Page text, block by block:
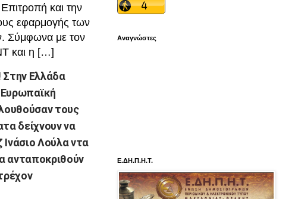
και την
εφαρμογής των
Σύμφωνα με τον
και η […]
Στην Ελλάδα
τους
δείχνουν να
Λούλα ντα
ανταποκριθούν
Αναγνώστες
Ε.ΔΗ.Π.Η.Τ.